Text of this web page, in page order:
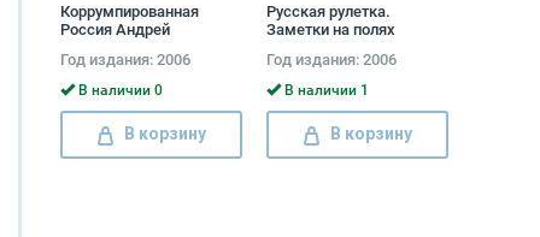
Коррумпированная
Россия Андрей
Год издания: 2006
В наличии 0
В корзину
Русская рулетка.
Заметки на полях
Владимир Соловьев
Год издания: 2006
В наличии 1
В корзину